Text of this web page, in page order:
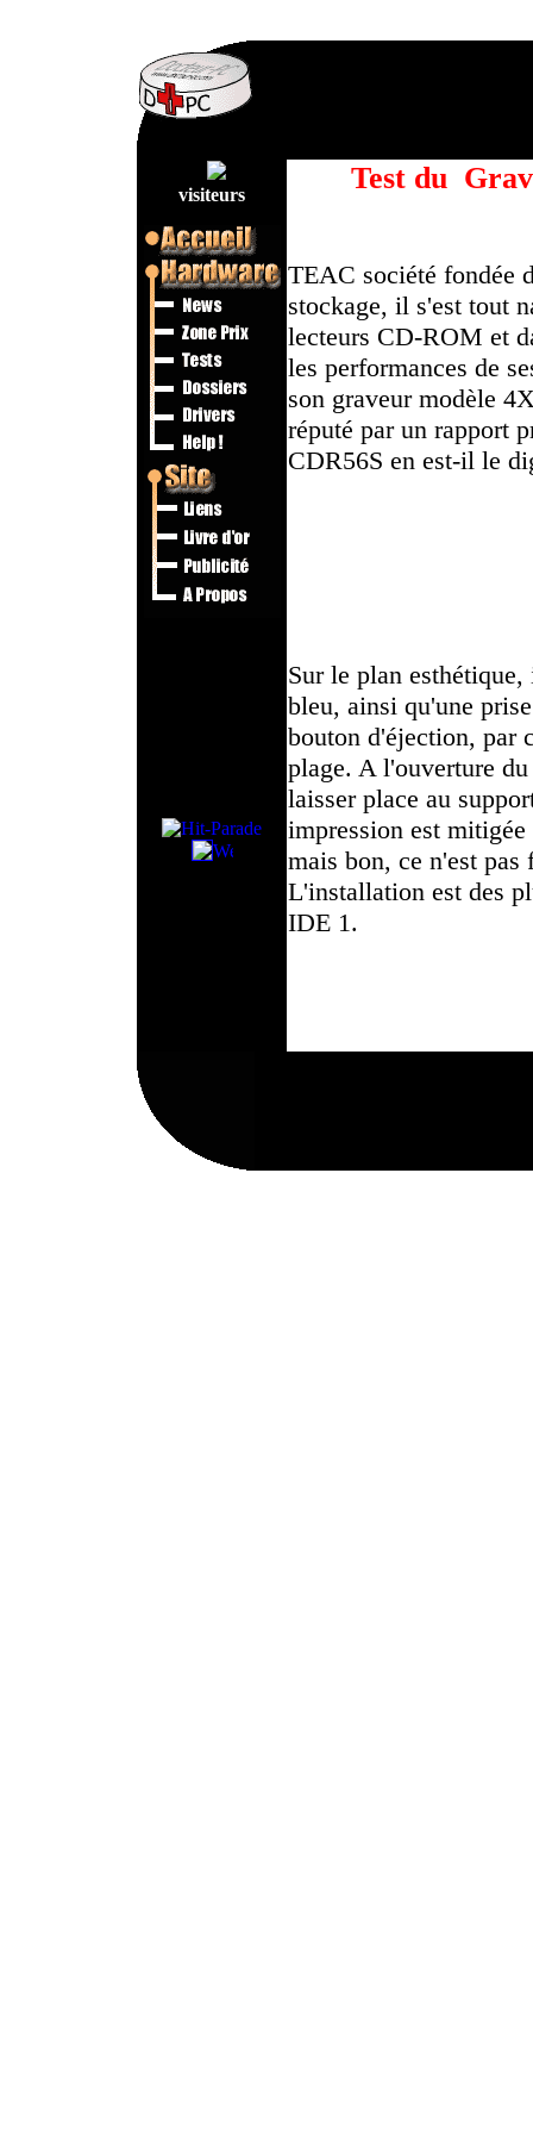
visiteurs Test du
TEAC société fondée
stockage, il s'est tout
lecteurs CD-ROM et
les performances de
son graveur modèle
réputé par un rapport
CDR56S en est-il le
Sur le plan
bleu, ainsi qu'une
bouton d'éjection, par
plage. A l'ouverture
laisser place au
impression est
mais bon, ce n'est pas
L'installation est des
IDE 1.